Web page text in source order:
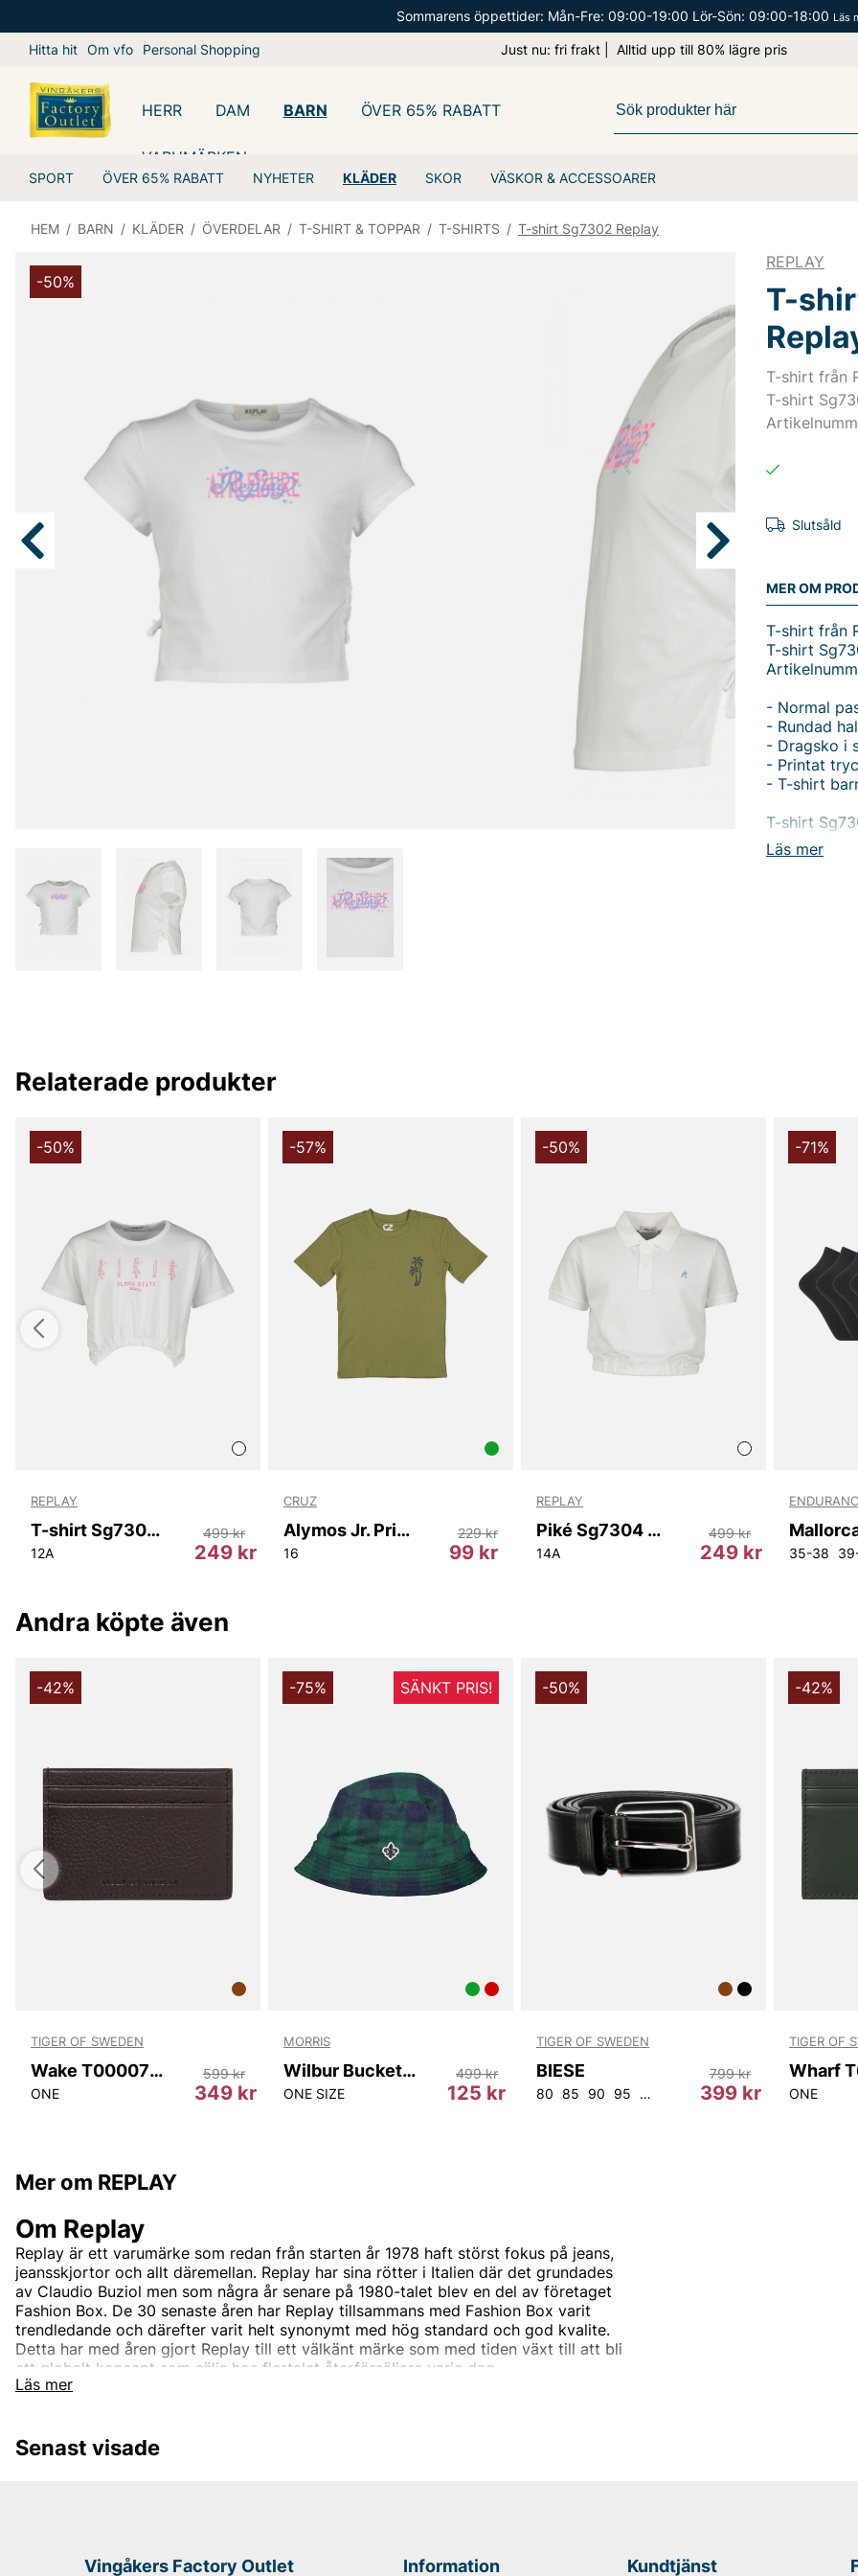
Sommarens öppettider: Mån-Fre: 09:00-19:00 Lör-Sön: 09:00-18:00 Läs
Hitta hit Om vfo Personal Shopping Just nu: fri frakt | Alltid upp till 80% lägre pris
HERR DAM BARN
SPORT ÖVER 65% RABATT NYHETER KLÄDER SKOR VÄSKOR & ACCESSOARER
ÖVER 65% RABATT
VARUMÄRKEN
HEM / BARN / KLÄDER / ÖVERDELAR / T-SHIRT & TOPPAR / T-SHIRTS / T-shirt Sg7302 Replay
-50%
REPLAY
T-
T-shirt från
T-shirt
Slutsåld
MER OM
Läs mer
T-shirt från
T-shirt
- Normal
- Rundad
- Dragsko i
- Printat
- T-shirt
T-shirt
Upptäck
Med sitt
lekfull och
uttrycka
Sg7302
varumärke
gör denna
föräldrar
Gör varje
perfekt
barn ett
Tack för
Relaterade produkter
W36L34
-50%
REPLAY
T-shirt Sg7301 Replay
12A 249 kr
499 kr
-57%
CRUZ
Alymos Jr. Printed S/S T-Shirt
16 99 kr
229 kr
-50%
REPLAY
Piké Sg7304 Replay
14A 249 kr
499 kr
-71%
35-38
Andra köpte även
-42%
TIGER OF SWEDEN
Wake T00007 10N
ONE 349 kr
599 kr
-75% SÄNKT PRIS!
MORRIS
Wilbur Bucket Hat
ONE SIZE 125 kr
499 kr
-50%
TIGER OF SWEDEN
BIESE
80 85 90 95 100 399 kr
799 kr
-42%
TIGER OF
ONE
Mer om REPLAY
Läs mer
Om Replay
Replay är ett varumärke som redan från starten år 1978 haft störst fokus på jeans,
jeansskjortor och allt däremellan. Replay har sina rötter i Italien där det grundades
av Claudio Buziol men som några år senare på 1980-talet blev en del av företaget
Fashion Box. De 30 senaste åren har Replay tillsammans med Fashion Box varit
trendledande och därefter varit helt synonymt med hög standard och god kvalite.
Detta har med åren gjort Replay till ett välkänt märke som med tiden växt till att bli
ett globalt koncept som säljs hos flertalet återförsäljare varje dag.
Företaget har sedan start utgått från tre grundpelare; Utmärkt kvalite, karaktäristisk
den har idag med sin ungdomliga och moderna stil som erbjudar trendiga,
moderiktiga och lättbärda kläder till hela familjen.
signaturplagg och som ett varumärke med sitt fokus på just jeans hittar du
Senast visade
Vingåkers Factory Outlet Information Kundtjänst